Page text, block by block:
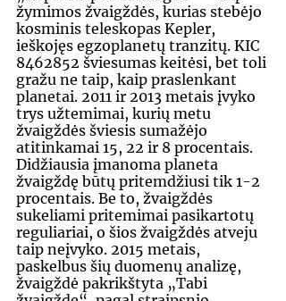
žymimos žvaigždės, kurias stebėjo
kosminis teleskopas Kepler,
ieškojęs egzoplanetų tranzitų. KIC
8462852 šviesumas keitėsi, bet toli
gražu ne taip, kaip praslenkant
planetai. 2011 ir 2013 metais įvyko
trys užtemimai, kurių metu
žvaigždės šviesis sumažėjo
atitinkamai 15, 22 ir 8 procentais.
Didžiausia įmanoma planeta
žvaigždę būtų pritemdžiusi tik 1-2
procentais. Be to, žvaigždės
sukeliami pritemimai pasikartotų
reguliariai, o šios žvaigždės atveju
taip neįvyko. 2015 metais,
paskelbus šių duomenų analizę,
žvaigždė pakrikštyta „Tabi